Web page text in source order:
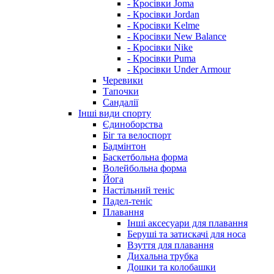
- Кросівки Joma
- Кросівки Jordan
- Кросівки Kelme
- Кросівки New Balance
- Кросівки Nike
- Кросівки Puma
- Кросівки Under Armour
Черевики
Тапочки
Сандалії
Інші види спорту
Єдиноборства
Біг та велоспорт
Бадмінтон
Баскетбольна форма
Волейбольна форма
Йога
Настільний теніс
Падел-теніс
Плавання
Інші аксесуари для плавання
Беруші та затискачі для носа
Взуття для плавання
Дихальна трубка
Дошки та колобашки